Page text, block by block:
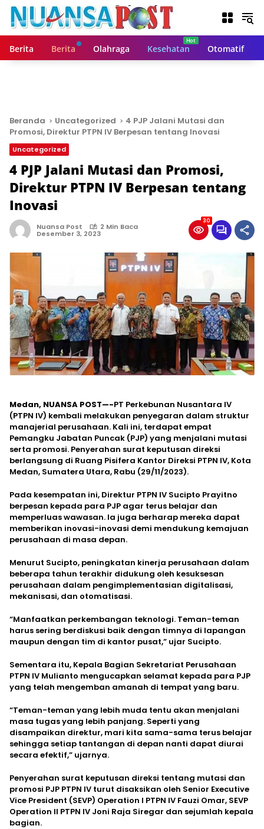
Berita Berita Olahraga Kesehatan Otomatif
Beranda Uncategorized
4 PJP Jalani Mutasi dan
Promosi, Direktur PTPN IV Berpesan tentang Inovasi
Uncategorized
4 PJP Jalani Mutasi dan Promosi,
Direktur PTPN IV Berpesan tentang
Inovasi
Nuansa Post 2 Min Baca
Desember 3, 2023
30
Medan, NUANSA POST—-PT Perkebunan Nusantara IV
(PTPN IV) kembali melakukan penyegaran dalam struktur
manajerial perusahaan. Kali ini, terdapat empat
Pemangku Jabatan Puncak (PJP) yang menjalani mutasi
serta promosi. Penyerahan surat keputusan direksi
berlangsung di Ruang Pisifera Kantor Direksi PTPN IV, Kota
Medan, Sumatera Utara, Rabu (29/11/2023).
Pada kesempatan ini, Direktur PTPN IV Sucipto Prayitno
berpesan kepada para PJP agar terus belajar dan
memperluas wawasan. Ia juga berharap mereka dapat
memberikan inovasi-inovasi demi mendukung kemajuan
perusahaan di masa depan.
Menurut Sucipto, peningkatan kinerja perusahaan dalam
beberapa tahun terakhir didukung oleh kesuksesan
perusahaan dalam pengimplementasian digitalisasi,
mekanisasi, dan otomatisasi.
“Manfaatkan perkembangan teknologi. Teman-teman
harus sering berdiskusi baik dengan timnya di lapangan
maupun dengan tim di kantor pusat,” ujar Sucipto.
Sementara itu, Kepala Bagian Sekretariat Perusahaan
PTPN IV Mulianto mengucapkan selamat kepada para PJP
yang telah mengemban amanah di tempat yang baru.
“Teman-teman yang lebih muda tentu akan menjalani
masa tugas yang lebih panjang. Seperti yang
disampaikan direktur, mari kita sama-sama terus belajar
sehingga setiap tantangan di depan nanti dapat diurai
secara efektif,” ujarnya.
Penyerahan surat keputusan direksi tentang mutasi dan
promosi PJP PTPN IV turut disaksikan oleh Senior Executive
Vice President (SEVP) Operation I PTPN IV Fauzi Omar, SEVP
Operation II PTPN IV Joni Raja Siregar dan sejumlah kepala
bagian.